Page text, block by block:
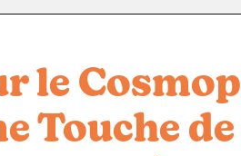
le
Touche de